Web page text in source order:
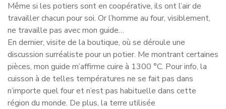
Même si les potiers sont en coopérative, ils ont l’air de
travailler chacun pour soi. Or l’homme au four, visiblement,
ne travaille pas avec mon guide…
En dernier, visite de la boutique, où se déroule une
discussion surréaliste pour un potier. Me montrant certaines
pièces, mon guide m’affirme cuire à 1300 °C. Pour info, la
cuisson à de telles températures ne se fait pas dans
n’importe quel four et n’est pas habituelle dans cette
région du monde. De plus, la terre utilisée